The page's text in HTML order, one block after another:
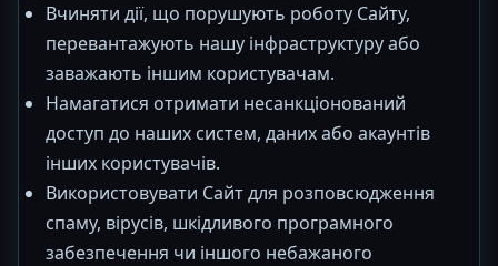
Вчиняти дії, що порушують роботу Сайту,
перевантажують нашу інфраструктуру або
заважають іншим користувачам.
Намагатися отримати несанкціонований
доступ до наших систем, даних або акаунтів
інших користувачів.
Використовувати Сайт для розповсюдження
спаму, вірусів, шкідливого програмного
забезпечення чи іншого небажаного